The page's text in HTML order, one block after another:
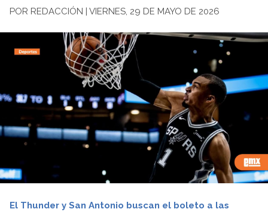
POR REDACCIÓN | VIERNES, 29 DE MAYO DE 2026
El Thunder y San Antonio buscan el boleto a las